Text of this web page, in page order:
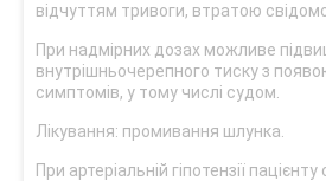
відчуттям тривоги, втратою
При надмірних дозах можливе
внутрішньочерепного тиску з
симптомів, у тому числі судом.
Лікування: промивання шлунка.
При артеріальній гіпотензії